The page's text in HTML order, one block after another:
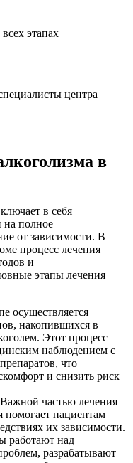
этапах
центра
в
в себя
на полное
от зависимости. В
процесс лечения
и
этапы лечения
осуществляется
накопившихся в
Этот процесс
наблюдением с
что
и снизить риск
Важной частью лечения
помогает пациентам
их зависимости.
работают над
разрабатывают